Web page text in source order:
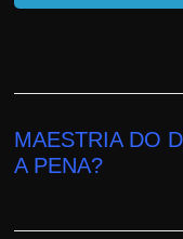
MAESTRIA DO
A PENA?